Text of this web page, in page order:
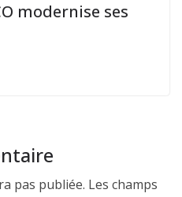
modernise ses
pas publiée. Les champs